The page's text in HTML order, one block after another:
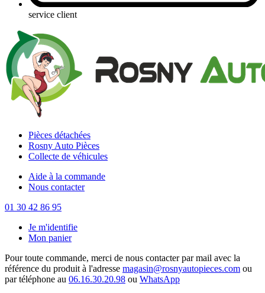
service client
Pièces détachées
Rosny Auto Pièces
Collecte de véhicules
Aide à la commande
Nous contacter
01 30 42 86 95
Je m'identifie
Mon panier
Pour toute commande, merci de nous contacter par mail avec la
référence du produit à l'adresse magasin@rosnyautopieces.com ou
par téléphone au 06.16.30.20.98 ou WhatsApp